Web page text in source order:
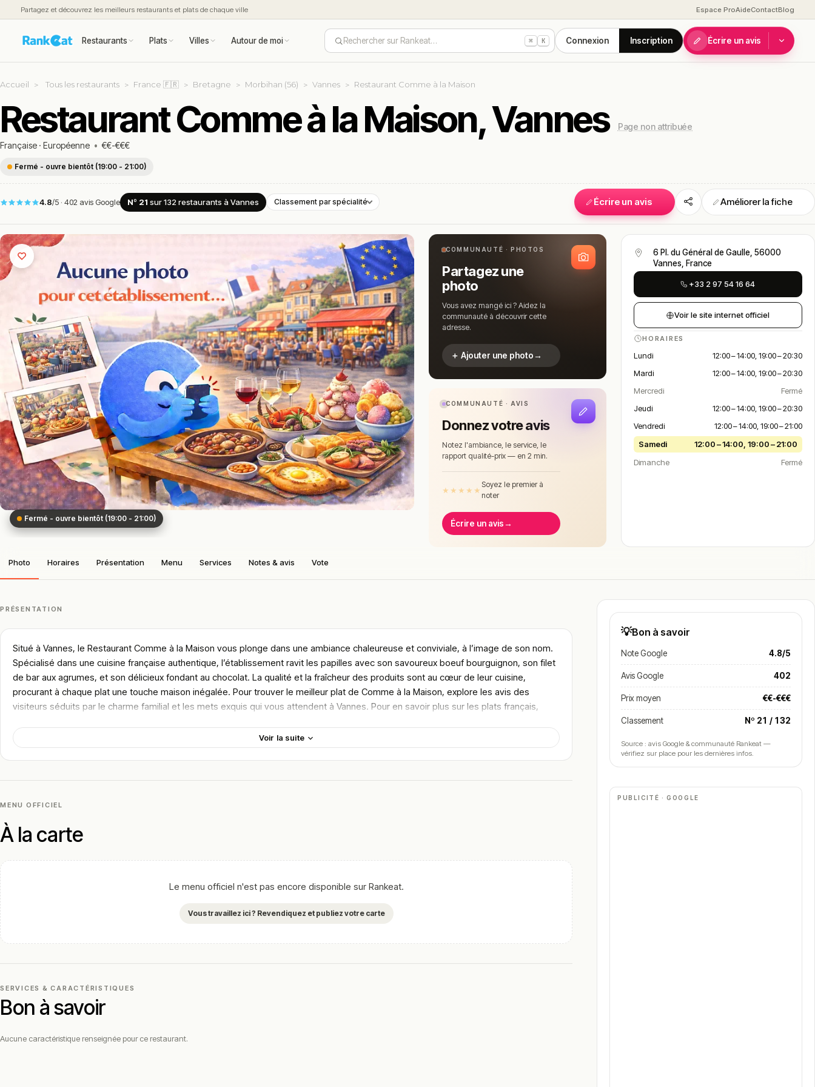
Partagez et découvrez les meilleurs restaurants et plats de chaque ville Espace ProAideContactBlog
Restaurants Plats Villes Autour de moi Rechercher sur Rankeat… ⌘ K Connexion Inscription Écrire un avis
Accueil Tous les restaurants France 🇫🇷 Bretagne Morbihan (56) Vannes Restaurant Comme à la Maison
Restaurant Comme à la Maison, Vannes
Page non attribuée
Française · Européenne • €€-€€€
Fermé - ouvre bientôt (19:00 - 21:00)
4.8/5 · 402 avis Google Nº 21 sur 132 restaurants à Vannes Classement par spécialité Écrire un avis Améliorer la fiche
Fermé - ouvre bientôt (19:00 - 21:00)
COMMUNAUTÉ · PHOTOS
Partagez une
photo
Vous avez mangé ici ? Aidez la
communauté à découvrir cette
adresse.
＋ Ajouter une photo→
COMMUNAUTÉ · AVIS
Donnez votre avis
Notez l'ambiance, le service, le
rapport qualité-prix — en 2 min.
★ ★ ★ ★ ★
Soyez le premier à
noter
Écrire un avis→
6 Pl. du Général de Gaulle, 56000
Vannes, France
+33 2 97 54 16 64
Voir le site internet officiel
HORAIRES
Lundi
12:00 – 14:00, 19:00 – 20:30
Mardi
12:00 – 14:00, 19:00 – 20:30
Mercredi
Fermé
Jeudi
12:00 – 14:00, 19:00 – 20:30
Vendredi
12:00 – 14:00, 19:00 – 21:00
Samedi
12:00 – 14:00, 19:00 – 21:00
Dimanche
Fermé
Photo Horaires Présentation Menu Services Notes & avis Vote
PRÉSENTATION
Situé à Vannes, le Restaurant Comme à la Maison vous plonge dans une ambiance chaleureuse et conviviale, à l’image de son nom.
Spécialisé dans une cuisine française authentique, l’établissement ravit les papilles avec son savoureux boeuf bourguignon, son filet
de bar aux agrumes, et son délicieux fondant au chocolat. La qualité et la fraîcheur des produits sont au cœur de leur cuisine,
procurant à chaque plat une touche maison inégalée. Pour trouver le meilleur plat de Comme à la Maison, explore les avis des
visiteurs séduits par le charme familial et les mets exquis qui vous attendent à Vannes. Pour en savoir plus sur les plats français,
Texte généré par intelligence artificielle, en attente de validation humaine.
Voir la suite
MENU OFFICIEL
À la carte
Le menu officiel n'est pas encore disponible sur Rankeat.
Vous travaillez ici ? Revendiquez et publiez votre carte
SERVICES & CARACTÉRISTIQUES
Bon à savoir
Aucune caractéristique renseignée pour ce restaurant.
💡Bon à savoir
Note Google 4.8/5
Avis Google 402
Prix moyen €€-€€€
Classement Nº 21 / 132
Source : avis Google & communauté Rankeat —
vérifiez sur place pour les dernières infos.
PUBLICITÉ · GOOGLE